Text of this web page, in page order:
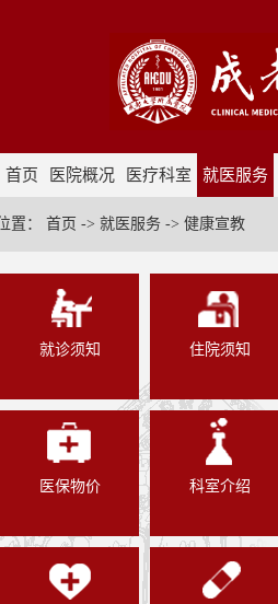
首页 医院概况 医疗科室 就医服务
采购招标
置： 首页 -> 就医服务 -> 健康宣教
就诊须知 住院须知
医保物价 科室介绍